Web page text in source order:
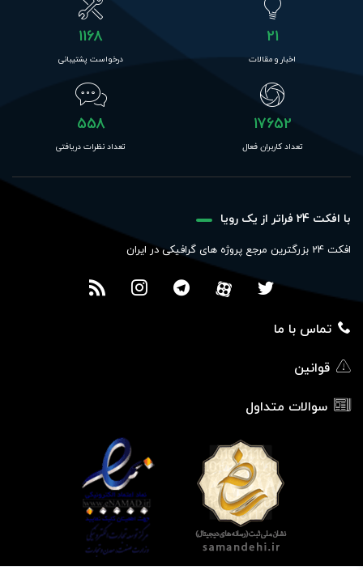
21
اخبار و مقالات
1168
درخواست پشتیبانی
17652
تعداد کاربران فعال
558
تعداد نظرات دریافتی
با افکت 24 فراتر از یک رویا
افکت 24 بزرگترین مرجع پروژه های گرافیکی در ایران
تماس با ما
قوانین
سوالات متداول